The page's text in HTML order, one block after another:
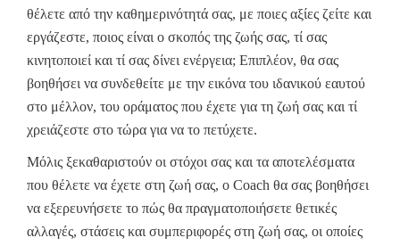
θέλετε από την καθημερινότητά σας, με ποιες αξίες ζείτε και
εργάζεστε, ποιος είναι ο σκοπός της ζωής σας, τί σας
κινητοποιεί και τί σας δίνει ενέργεια; Επιπλέον, θα σας
βοηθήσει να συνδεθείτε με την εικόνα του ιδανικού εαυτού
στο μέλλον, του οράματος που έχετε για τη ζωή σας και τί
χρειάζεστε στο τώρα για να το πετύχετε.
Μόλις ξεκαθαριστούν οι στόχοι σας και τα αποτελέσματα
που θέλετε να έχετε στη ζωή σας, ο Coach θα σας βοηθήσει
να εξερευνήσετε το πώς θα πραγματοποιήσετε θετικές
αλλαγές, στάσεις και συμπεριφορές στη ζωή σας, οι οποίες